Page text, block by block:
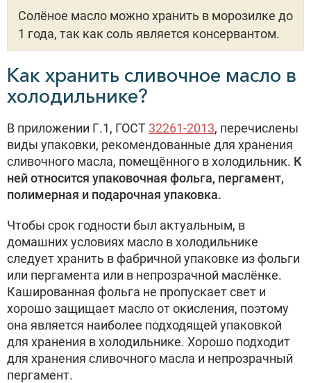
Солёное масло можно хранить в морозилке до
1 года, так как соль является консервантом.
Как хранить сливочное масло в
холодильнике?
В приложении Г.1, ГОСТ 32261-2013, перечислены
виды упаковки, рекомендованные для хранения
сливочного масла, помещённого в холодильник. К
ней относится упаковочная фольга, пергамент,
полимерная и подарочная упаковка.
Чтобы срок годности был актуальным, в
домашних условиях масло в холодильнике
следует хранить в фабричной упаковке из фольги
или пергамента или в непрозрачной маслёнке.
Кашированная фольга не пропускает свет и
хорошо защищает масло от окисления, поэтому
она является наиболее подходящей упаковкой
для хранения в холодильнике. Хорошо подходит
для хранения сливочного масла и непрозрачный
пергамент.